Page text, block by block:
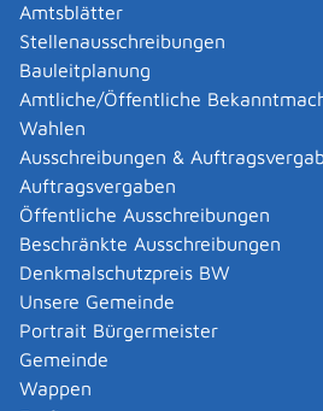
Amtsblätter
Stellenausschreibungen
Bauleitplanung
Amtliche/Öffentliche
Wahlen
Ausschreibungen &
Auftragsvergaben
Öffentliche Ausschreibungen
Beschränkte Ausschreibungen
Denkmalschutzpreis BW
Unsere Gemeinde
Portrait Bürgermeister
Gemeinde
Wappen
Voraussetzungen
Ohne eine besondere Begründung
Auskünfte zu den Grunddaten der
Dazu gehören
der Name,
der Name des Geschäfts
die betriebliche Anschrift und
die angezeigte Tätigkeit.
Möchten Sie weitere Daten
rechtliches Interesse nachweisen.
Ein rechtliches Interesse haben
wenn Sie
Rechtsansprüche geltend